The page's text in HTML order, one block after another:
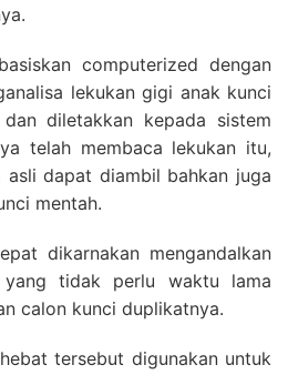
computerized dengan
lekukan gigi anak kunci
diletakkan kepada sistem
telah membaca lekukan itu,
asli dapat diambil bahkan juga
mentah.
dikarnakan mengandalkan
yang tidak perlu waktu lama
calon kunci duplikatnya.
tersebut digunakan untuk